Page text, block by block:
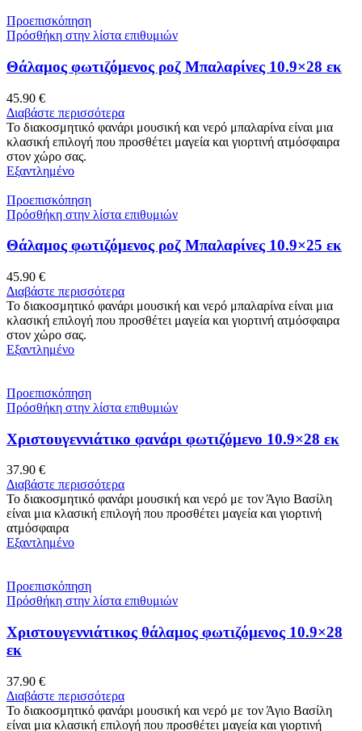
Προεπισκόπηση
Πρόσθήκη στην λίστα επιθυμιών
Θάλαμος φωτιζόμενος ροζ Μπαλαρίνες 10.9×28 εκ
45.90 €
Διαβάστε περισσότερα
Το διακοσμητικό φανάρι μουσική και νερό μπαλαρίνα είναι μια
κλασική επιλογή που προσθέτει μαγεία και γιορτινή ατμόσφαιρα
στον χώρο σας.
Εξαντλημένο
Προεπισκόπηση
Πρόσθήκη στην λίστα επιθυμιών
Θάλαμος φωτιζόμενος ροζ Μπαλαρίνες 10.9×25 εκ
45.90 €
Διαβάστε περισσότερα
Το διακοσμητικό φανάρι μουσική και νερό μπαλαρίνα είναι μια
κλασική επιλογή που προσθέτει μαγεία και γιορτινή ατμόσφαιρα
στον χώρο σας.
Εξαντλημένο
Προεπισκόπηση
Πρόσθήκη στην λίστα επιθυμιών
Χριστουγεννιάτικο φανάρι φωτιζόμενο 10.9×28 εκ
37.90 €
Διαβάστε περισσότερα
Το διακοσμητικό φανάρι μουσική και νερό με τον Άγιο Βασίλη
είναι μια κλασική επιλογή που προσθέτει μαγεία και γιορτινή
ατμόσφαιρα
Εξαντλημένο
Προεπισκόπηση
Πρόσθήκη στην λίστα επιθυμιών
Χριστουγεννιάτικος θάλαμος φωτιζόμενος 10.9×28
εκ
37.90 €
Διαβάστε περισσότερα
Το διακοσμητικό φανάρι μουσική και νερό με τον Άγιο Βασίλη
είναι μια κλασική επιλογή που προσθέτει μαγεία και γιορτινή